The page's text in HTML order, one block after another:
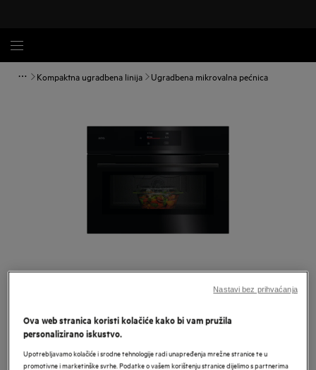
Kompaktna ugradbena linija Ugradbena mikrovalna pećnica
Povećaj
NKM7N721B
AEG 7000 MealAssist Microwave
Ova web stranica koristi kolačiće kako bi vam pružila
personalizirano iskustvo.
Upotrebljavamo kolačiće i srodne tehnologije radi unapređenja mrežne stranice te u
promotivne i marketinške svrhe. Podatke o vašem korištenju stranice dijelimo s partnerima
Nastavi bez prihvaćanja